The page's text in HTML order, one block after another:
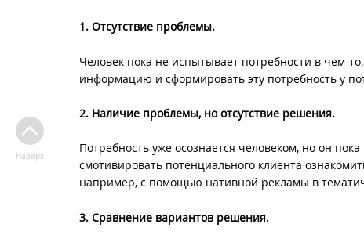
1. Отсутствие проблемы.
Человек пока не испытывает потребности в чем-
информацию и сформировать эту потребность у
2. Наличие проблемы, но отсутствие решения.
Потребность уже осознается человеком, но он
смотивировать потенциального клиента
например, с помощью нативной рекламы в
3. Сравнение вариантов решения.
Наверх